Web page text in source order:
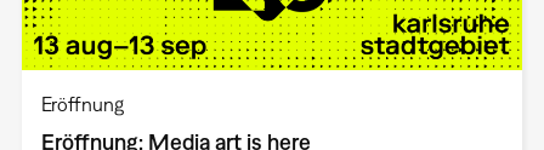
Eröffnung
Eröffnung: Media art is here